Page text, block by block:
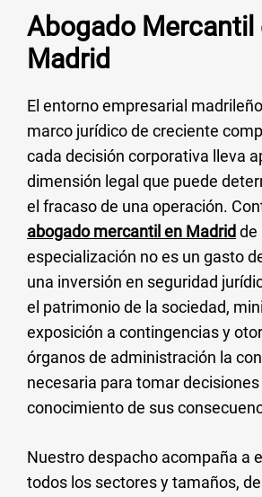
Abogado Mercantil
Madrid
El entorno empresarial
marco jurídico de creciente
cada decisión corporativa lleva
dimensión legal que puede
el fracaso de una operación.
abogado mercantil en Madrid de
especialización no es un gasto
una inversión en seguridad
el patrimonio de la sociedad,
exposición a contingencias y
órganos de administración la
necesaria para tomar
conocimiento de sus
Nuestro despacho acompaña a
todos los sectores y tamaños,